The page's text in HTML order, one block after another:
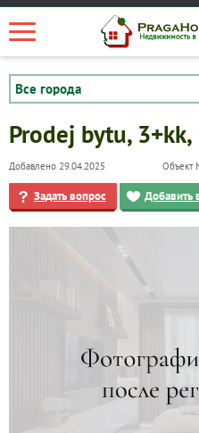
Квартиры
Prodej bytu, 3+kk,
Добавлено 29.04.2025 Объект
Задать вопрос Добавить